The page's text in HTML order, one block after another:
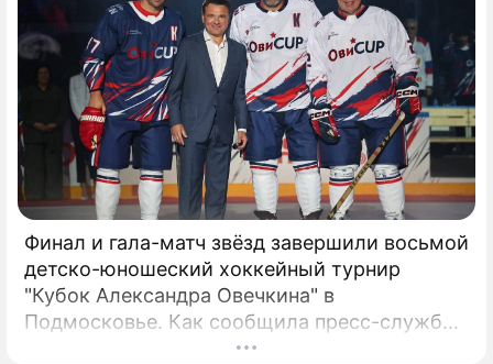
Финал и гала-матч звёзд завершили восьмой
детско-юношеский хоккейный турнир
"Кубок Александра Овечкина" в
Подмосковье. Как сообщила пресс-служба
регионального правительства, губернатор